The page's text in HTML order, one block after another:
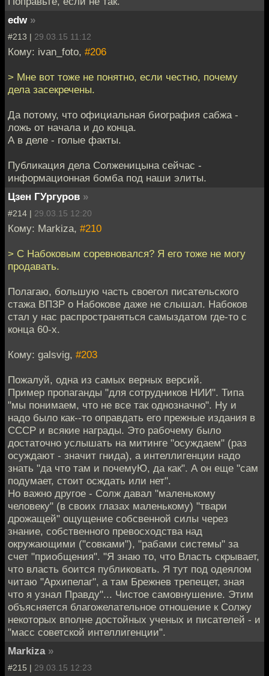
edw »
#213 | 29.03.15 11:12
Кому: ivan_foto, #206
> Мне вот тоже не понятно, если честно, почему
дела засекречены.
Да потому, что официальная биография сабжа -
ложь от начала и до конца.
А в деле - голые факты.
Публикация дела Солженицына сейчас -
информационная бомба под наши элиты.
Цзен ГУргуров »
#214 | 29.03.15 12:20
Кому: Markiza, #210
> С Набоковым соревновался? Я его тоже не могу
продавать.
Полагаю, большую часть своегол писательского
стажа ВПЗР о Набокове даже не слышал. Набоков
стал у нас распространяться самыздатом где-то с
конца 60-х.
Кому: galsvig, #203
Пожалуй, одна из самых верных версий.
Пример пропаганды "для сотрудников НИИ". Типа
"мы понимаем, что не все так однозначно". Ну и
надо было как--то оправдать его прежные издания в
СССР и всякие награды. Это рабочему было
достаточно услышать на митинге "осуждаем" (раз
осуждают - значит гнида), а интеллигенции надо
знать "да что там и почемуЮ, да как". А он еще "сам
подумает, стоит осждать или нет".
Но важно другое - Солж давал "маленькому
человеку" (в своих глазах маленькому) "твари
дрожащей" ощущение собсвенной силы через
знание, собственного превосходства над
окружающими ("совками"), "рабами системы" за
счет "приобщения". "Я знаю то, что Власть скрывает,
что власть боится публиковать. Я тут под одеялом
читаю "Архипелаг", а там Брежнев трепещет, зная
что я узнал Правду"... Чистое самовнушение. Этим
объясняется благожелательное отношение к Солжу
некоторых вполне достойных ученых и писателей - и
"масс советской интеллигенции".
Markiza »
#215 | 29.03.15 12:23